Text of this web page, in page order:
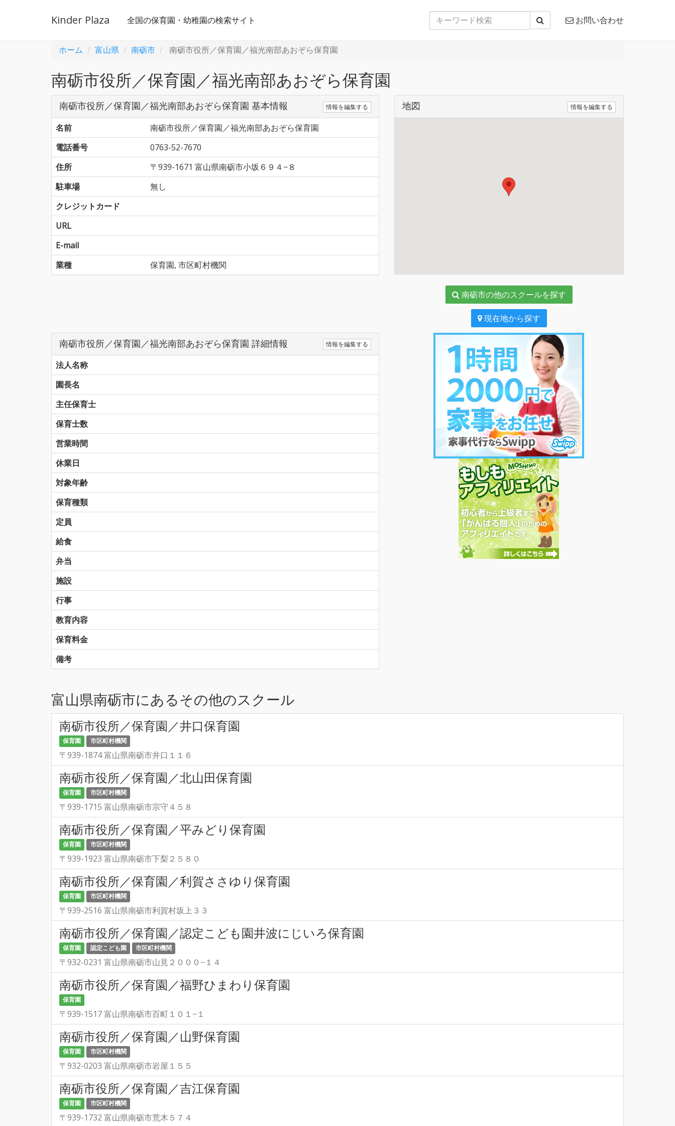
Kinder Plaza 全国の保育園・幼稚園の検索サイト お問い合わせ
ホーム 富山県 南砺市 南砺市役所／保育園／福光南部あおぞら保育園
南砺市役所／保育園／福光南部あおぞら保育園
南砺市役所／保育園／福光南部あおぞら保育園 基本情報 情報を編集する
名前
南砺市役所／保育園／福光南部あおぞら保育園
電話番号
0763-52-7670
住所
〒939-1671 富山県南砺市小坂６９４−８
駐車場
無し
クレジットカード
URL
E-mail
業種
保育園, 市区町村機関
地図 情報を編集する
南砺市の他のスクールを探す
現在地から探す
南砺市役所／保育園／福光南部あおぞら保育園 詳細情報 情報を編集する
法人名称
園長名
主任保育士
保育士数
営業時間
休業日
対象年齢
保育種類
定員
給食
弁当
施設
行事
教育内容
保育料金
備考
富山県南砺市にあるその他のスクール
南砺市役所／保育園／井口保育園
保育園 市区町村機関
〒939-1874 富山県南砺市井口１１６
南砺市役所／保育園／北山田保育園
保育園 市区町村機関
〒939-1715 富山県南砺市宗守４５８
南砺市役所／保育園／平みどり保育園
保育園 市区町村機関
〒939-1923 富山県南砺市下梨２５８０
南砺市役所／保育園／利賀ささゆり保育園
保育園 市区町村機関
〒939-2516 富山県南砺市利賀村坂上３３
南砺市役所／保育園／認定こども園井波にじいろ保育園
保育園 認定こども園 市区町村機関
〒932-0231 富山県南砺市山見２０００−１４
南砺市役所／保育園／福野ひまわり保育園
保育園
〒939-1517 富山県南砺市百町１０１−１
南砺市役所／保育園／山野保育園
保育園 市区町村機関
〒932-0203 富山県南砺市岩屋１５５
南砺市役所／保育園／吉江保育園
保育園 市区町村機関
〒939-1732 富山県南砺市荒木５７４